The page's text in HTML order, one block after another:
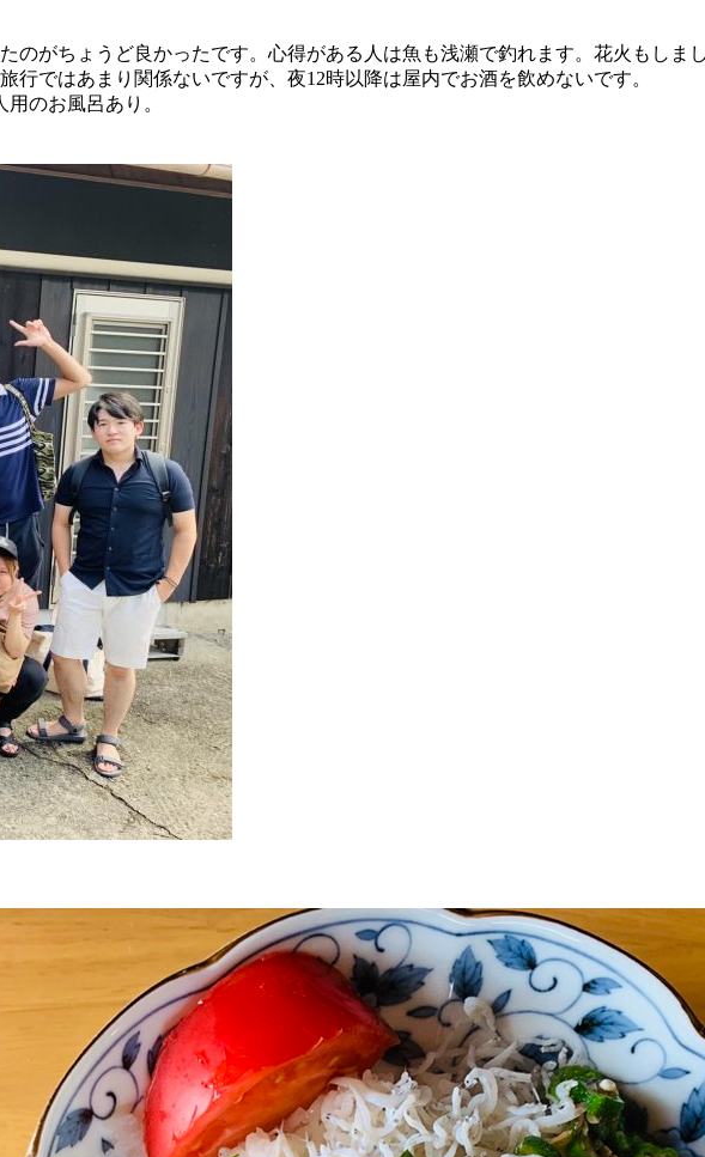
がちょうど良かったです。心得がある人は魚も浅瀬で釣れます。花火もしま
ではあまり関係ないですが、夜12時以降は屋内でお酒を飲めないです。
のお風呂あり。